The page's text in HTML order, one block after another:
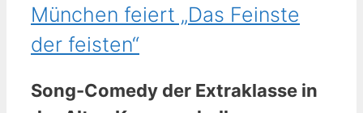
München feiert „Das Feinste
der feisten“
Song-Comedy der Extraklasse in